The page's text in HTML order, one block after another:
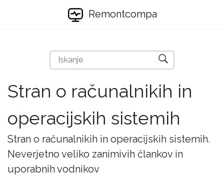
Remontcompa
Stran o računalnikih in
operacijskih sistemih
Stran o računalnikih in operacijskih sistemih.
Neverjetno veliko zanimivih člankov in
uporabnih vodnikov